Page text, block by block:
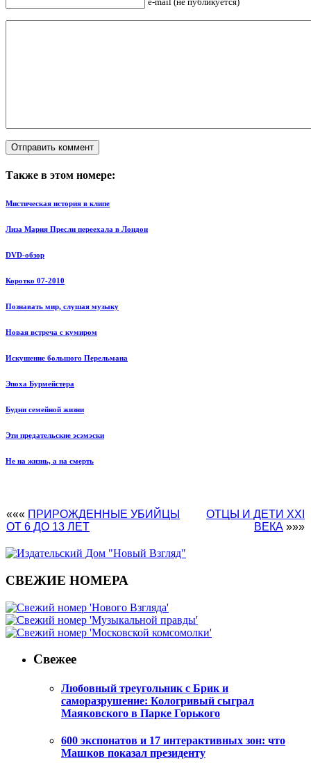
Также в этом номере:
Мистическая история в клипе
Лиза Мария Пресли переехала в Лондон
DVD-обзор
Коротко 07-2010
Познавать мир, слушая музыку
Новая встреча с кумиром
Искушение большого Перельмана
Эпоха Бурмейстера
Будни семейной жизни
Эти предательские эсэмэски
Не на жизнь, а на смерть
««« ПРИРОЖДЕННЫЕ УБИЙЦЫ
ОТ 6 ДО 13 ЛЕТ
ОТЦЫ И ДЕТИ XXI
ВЕКА »»»
СВЕЖИЕ НОМЕРА
Свежее
Любовный треугольник с Брик и
саморазрушение: Кологривый сыграл
Маяковского в Парке Горького
600 экспонатов и 17 интерактивных зон: что
Машков показал президенту